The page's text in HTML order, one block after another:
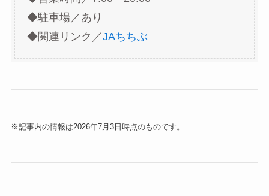
◆駐車場／あり
◆関連リンク／JAちちぶ
※記事内の情報は2026年7月3日時点のものです。